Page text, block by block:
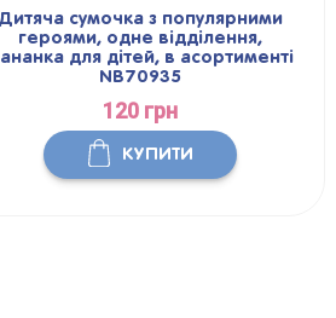
Дитяча сумочка з популярними
героями, одне відділення,
для дітей, в асортименті
NB70935
120 грн
КУПИТИ